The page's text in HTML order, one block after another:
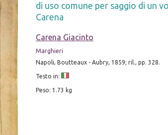
di uso comune per saggio di un
Carena
Carena Giacinto
Marghieri
Napoli, Boutteaux - Aubry, 1859; ril., pp. 328.
Testo in:
Peso: 1.73 kg